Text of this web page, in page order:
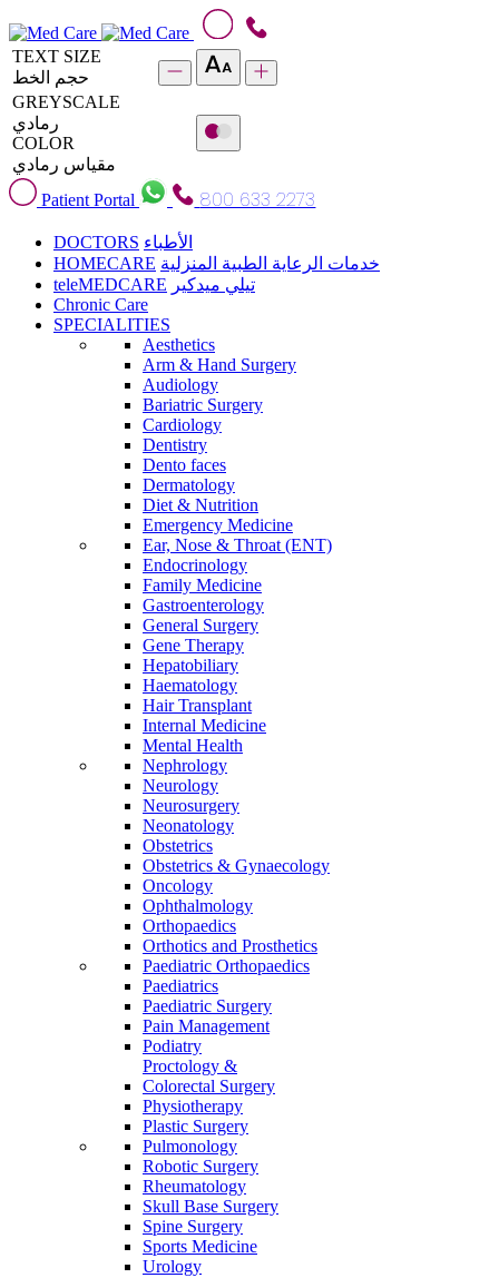
TEXT SIZE
حجم الخط
GREYSCALE
رمادي
COLOR
مقياس رمادي
Patient Portal
800 633 2273
DOCTORS الأطباء
HOMECARE خدمات الرعاية الطبية المنزلية
teleMEDCARE تيلي ميدكير
Chronic Care
SPECIALITIES
Aesthetics
Arm & Hand Surgery
Audiology
Bariatric Surgery
Cardiology
Dentistry
Dento faces
Dermatology
Diet & Nutrition
Emergency Medicine
Ear, Nose & Throat (ENT)
Endocrinology
Family Medicine
Gastroenterology
General Surgery
Gene Therapy
Hepatobiliary
Haematology
Hair Transplant
Internal Medicine
Mental Health
Nephrology
Neurology
Neurosurgery
Neonatology
Obstetrics
Obstetrics & Gynaecology
Oncology
Ophthalmology
Orthopaedics
Orthotics and Prosthetics
Paediatric Orthopaedics
Paediatrics
Paediatric Surgery
Pain Management
Podiatry
Proctology &
Colorectal Surgery
Physiotherapy
Plastic Surgery
Pulmonology
Robotic Surgery
Rheumatology
Skull Base Surgery
Spine Surgery
Sports Medicine
Urology